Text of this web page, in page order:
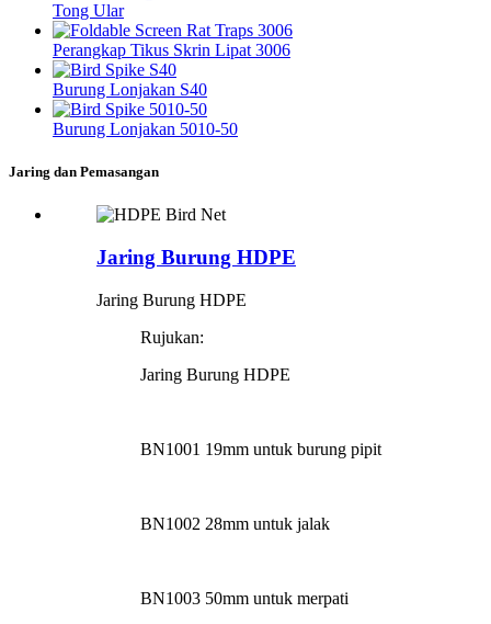
Tong Ular
Perangkap Tikus Skrin Lipat 3006
Burung Lonjakan S40
Burung Lonjakan 5010-50
Jaring dan Pemasangan
Jaring Burung HDPE
Jaring Burung HDPE
Rujukan:
Jaring Burung HDPE
BN1001 19mm untuk burung pipit
BN1002 28mm untuk jalak
BN1003 50mm untuk merpati